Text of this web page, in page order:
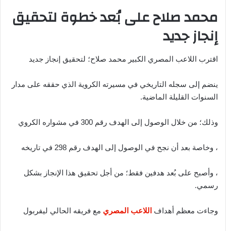
محمد صلاح على بُعد خطوة لتحقيق
إنجاز جديد
اقترب اللاعب المصري الكبير محمد صلاح؛ لتحقيق إنجاز جديد
ينضم إلى سجله التاريخي في مسيرته الكروية الذي حققه على مدار
السنوات القليلة الماضية.
وذلك؛ من خلال الوصول إلى الهدف رقم 300 في مشواره الكروي
، وخاصة بعد أن نجح في الوصول إلى الهدف رقم 298 في تاريخه
، وأصبح على بُعد هدفين فقط؛ من أجل تحقيق هذا الإنجاز بشكل
رسمي.
وجاءت معظم أهداف اللاعب المصري مع فريقه الحالي ليفربول